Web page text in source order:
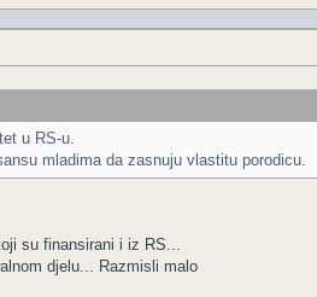
u RS-u.
mladima da zasnuju vlastitu porodicu.
su finansirani i iz RS...
djelu... Razmisli malo